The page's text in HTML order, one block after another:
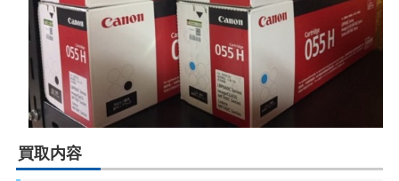
買取内容